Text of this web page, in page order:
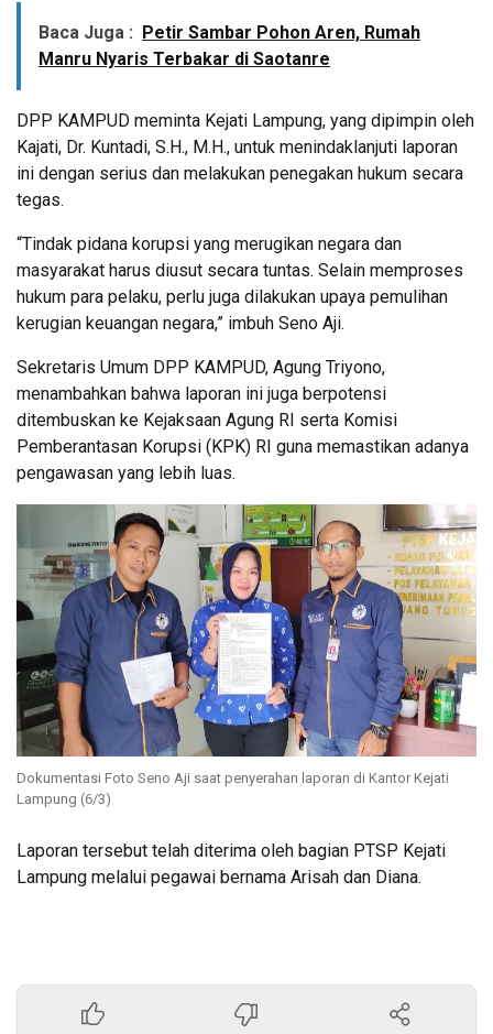
Baca Juga : Petir Sambar Pohon Aren, Rumah
Manru Nyaris Terbakar di Saotanre
DPP KAMPUD meminta Kejati Lampung, yang dipimpin oleh
Kajati, Dr. Kuntadi, S.H., M.H., untuk menindaklanjuti laporan
ini dengan serius dan melakukan penegakan hukum secara
tegas.
“Tindak pidana korupsi yang merugikan negara dan
masyarakat harus diusut secara tuntas. Selain memproses
hukum para pelaku, perlu juga dilakukan upaya pemulihan
kerugian keuangan negara,” imbuh Seno Aji.
Sekretaris Umum DPP KAMPUD, Agung Triyono,
menambahkan bahwa laporan ini juga berpotensi
ditembuskan ke Kejaksaan Agung RI serta Komisi
Pemberantasan Korupsi (KPK) RI guna memastikan adanya
pengawasan yang lebih luas.
Dokumentasi Foto Seno Aji saat penyerahan laporan di Kantor Kejati
Lampung (6/3)
Laporan tersebut telah diterima oleh bagian PTSP Kejati
Lampung melalui pegawai bernama Arisah dan Diana.